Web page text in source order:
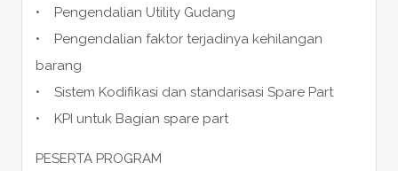
• Pengendalian Utility Gudang
• Pengendalian faktor terjadinya kehilangan
barang
• Sistem Kodifikasi dan standarisasi Spare Part
• KPI untuk Bagian spare part
PESERTA PROGRAM